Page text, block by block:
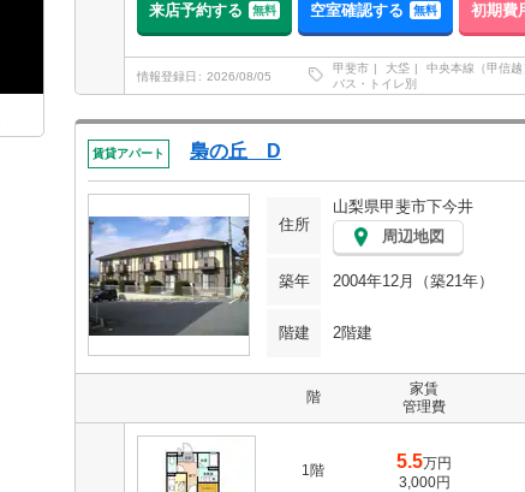
来店予約する 無料 空室確認する 無料 初期費
情報登録日 2026/08/05
甲斐市 大垈 中央本線（甲信越
バス・トイレ別
賃貸アパート 梟の丘 D
住所
山梨県甲斐市下今井
周辺地図
築年
2004年12月（築21年）
階建 2階建
階
家賃
管理費
1階 5.5万円
3,000円